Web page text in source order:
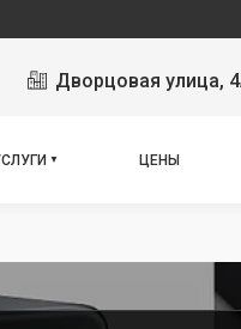
Дворцовая улица,
ЦЕНЫ